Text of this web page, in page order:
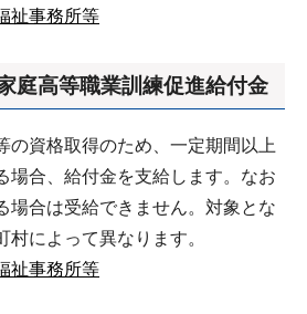
祉事務所等
庭高等職業訓練促進給付金
の資格取得のため、一定期間以上
場合、給付金を支給します。なお
場合は受給できません。対象とな
村によって異なります。
祉事務所等